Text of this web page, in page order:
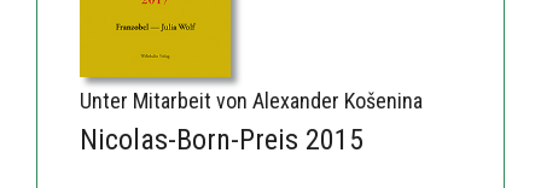
Unter Mitarbeit von Alexander Košenina
Nicolas-Born-Preis 2015